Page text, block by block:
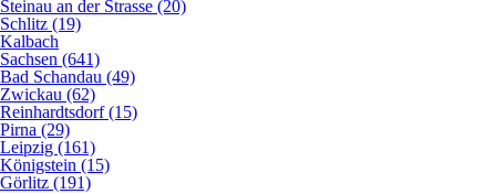
Steinau an der Strasse (20)
Schlitz (19)
Kalbach
Sachsen (641)
Bad Schandau (49)
Zwickau (62)
Reinhardtsdorf (15)
Pirna (29)
Leipzig (161)
Königstein (15)
Görlitz (191)